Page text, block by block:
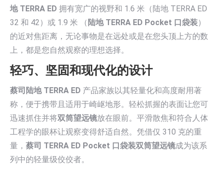
地 TERRA ED 拥有宽广的视野和 1.6 米（陆地 TERRA ED
32 和 42）或 1.9 米 （ 陆地 TERRA ED Pocket 口袋装）
的近对焦距离，无论事物是在远处或是在您头顶上方的数
上，都是您自然观察的理想选择。
轻巧、坚固和现代化的设计
蔡司陆地 TERRA ED 产品家族以其轻量化和高度耐用著
称，便于携带且适用于崎岖地形。轻松抓握的表面让您可
迅速抓住并将双筒望远镜放在眼前。平滑散焦和符合人体
工程学的眼杯让观察变得舒适自然。凭借仅 310 克的重
量， 蔡司 TERRA ED Pocket 口袋装双筒望远镜成为该系
列中的轻量级佼佼者。